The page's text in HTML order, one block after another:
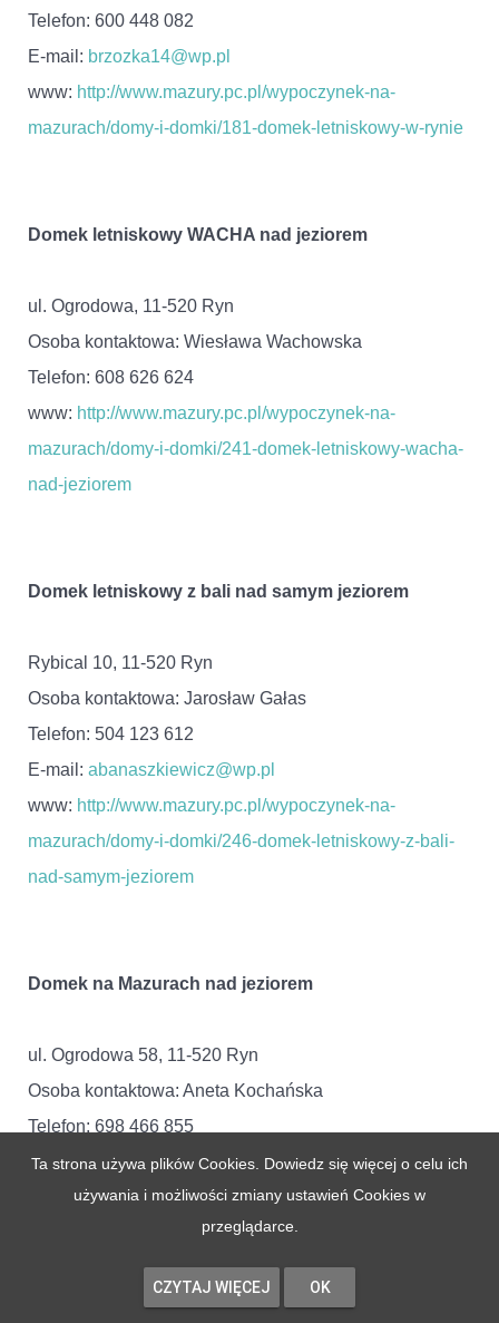
Ta strona używa plików Cookies. Dowiedz się więcej o celu ich
używania i możliwości zmiany ustawień Cookies w
przeglądarce.
CZYTAJ WIĘCEJ OK
Telefon: 600 448 082
E-mail: brzozka14@wp.pl
www: http://www.mazury.pc.pl/wypoczynek-na-
mazurach/domy-i-domki/181-domek-letniskowy-w-rynie
Domek letniskowy WACHA nad jeziorem
ul. Ogrodowa, 11-520 Ryn
Osoba kontaktowa: Wiesława Wachowska
Telefon: 608 626 624
www: http://www.mazury.pc.pl/wypoczynek-na-
mazurach/domy-i-domki/241-domek-letniskowy-wacha-
nad-jeziorem
Domek letniskowy z bali nad samym jeziorem
Rybical 10, 11-520 Ryn
Osoba kontaktowa: Jarosław Gałas
Telefon: 504 123 612
E-mail: abanaszkiewicz@wp.pl
www: http://www.mazury.pc.pl/wypoczynek-na-
mazurach/domy-i-domki/246-domek-letniskowy-z-bali-
nad-samym-jeziorem
Domek na Mazurach nad jeziorem
ul. Ogrodowa 58, 11-520 Ryn
Osoba kontaktowa: Aneta Kochańska
Telefon: 698 466 855
Telefon 2: 608 349 399
www:http://www.mazury.pc.pl/wypoczynek-na-
mazurach/domy-i-domki/312-domek-na-mazurach-nad-